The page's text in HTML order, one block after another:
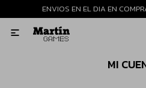
ENVIOS EN EL DIA EN

MI